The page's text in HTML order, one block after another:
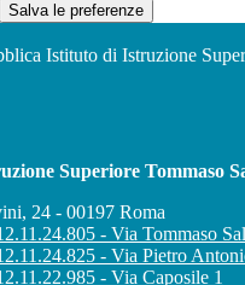
Salva le preferenze
Istituto di Istruzione
Superiore Tommaso
24 - 00197 Roma
- Via Tommaso
- Via Pietro
- Via Caposile 1